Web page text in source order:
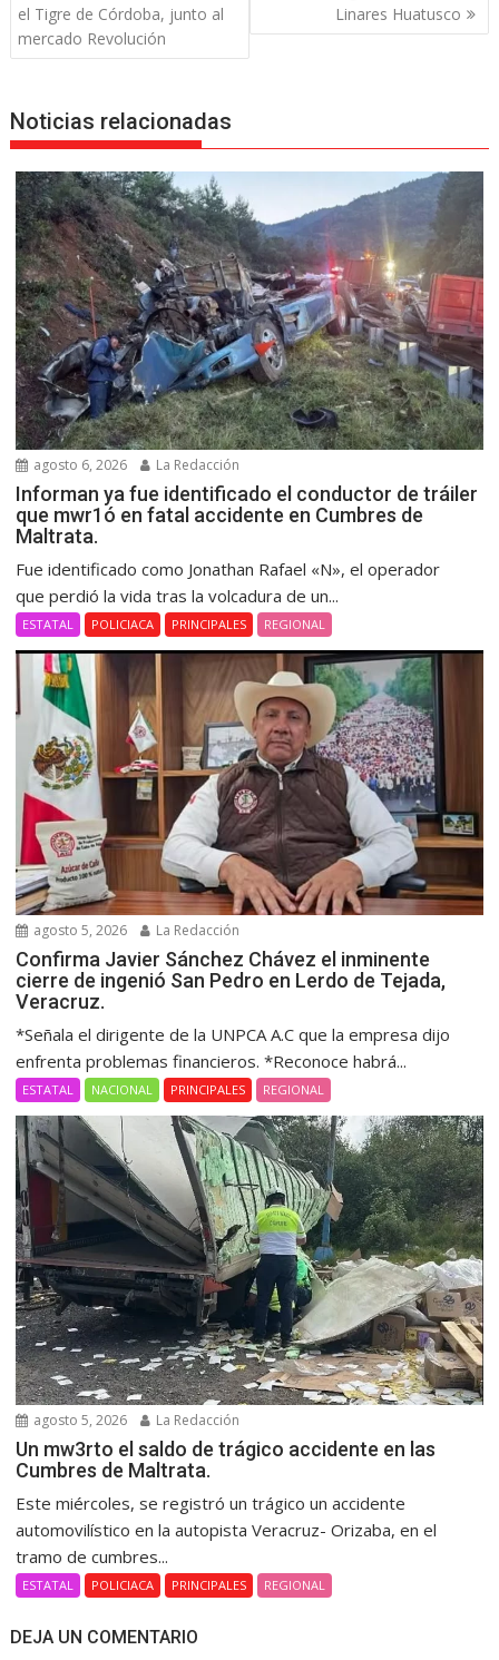
de
entradas
el Tigre de Córdoba, junto al
mercado Revolución
Linares Huatusco
Noticias relacionadas
agosto 6, 2026 La Redacción
Informan ya fue identificado el conductor de tráiler
que mwr1ó en fatal accidente en Cumbres de
Maltrata.
Fue identificado como Jonathan Rafael «N», el operador
que perdió la vida tras la volcadura de un...
ESTATAL POLICIACA PRINCIPALES REGIONAL
agosto 5, 2026 La Redacción
Confirma Javier Sánchez Chávez el inminente
cierre de ingenió San Pedro en Lerdo de Tejada,
Veracruz.
*Señala el dirigente de la UNPCA A.C que la empresa dijo
enfrenta problemas financieros. *Reconoce habrá...
ESTATAL NACIONAL PRINCIPALES REGIONAL
agosto 5, 2026 La Redacción
Un mw3rto el saldo de trágico accidente en las
Cumbres de Maltrata.
Este miércoles, se registró un trágico un accidente
automovilístico en la autopista Veracruz- Orizaba, en el
tramo de cumbres...
ESTATAL POLICIACA PRINCIPALES REGIONAL
DEJA UN COMENTARIO